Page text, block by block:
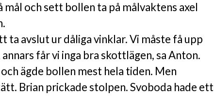
och sett bollen ta på målvaktens axel
ta avslut ur dåliga vinklar. Vi måste få upp
får vi inga bra skottlägen, sa Anton.
ägde bollen mest hela tiden. Men
Brian prickade stolpen. Svoboda hade ett